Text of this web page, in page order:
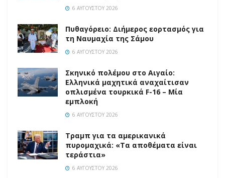
6 ΑΥΓΟΎΣΤΟΥ 2026
Πυθαγόρειο: Διήμερος εορτασμός για
τη Ναυμαχία της Σάμου
6 ΑΥΓΟΎΣΤΟΥ 2026
Σκηνικό πολέμου στο Αιγαίο:
Ελληνικά μαχητικά αναχαίτισαν
οπλισμένα τουρκικά F-16 – Μία
εμπλοκή
6 ΑΥΓΟΎΣΤΟΥ 2026
Τραμπ για τα αμερικανικά
πυρομαχικά: «Τα αποθέματα είναι
τεράστια»
6 ΑΥΓΟΎΣΤΟΥ 2026